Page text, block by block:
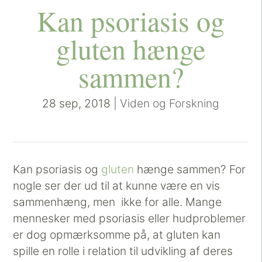
Kan psoriasis og
gluten hænge
sammen?
28 sep, 2018 Viden og Forskning
Kan psoriasis og gluten hænge sammen? For
nogle ser der ud til at kunne være en vis
sammenhæng, men ikke for alle. Mange
mennesker med psoriasis eller hudproblemer
er dog opmærksomme på, at gluten kan
spille en rolle i relation til udvikling af deres